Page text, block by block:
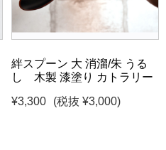
絆スプーン 大 消溜/朱 うる
し 木製 漆塗り カトラリー
¥3,300
(税抜 ¥3,000)